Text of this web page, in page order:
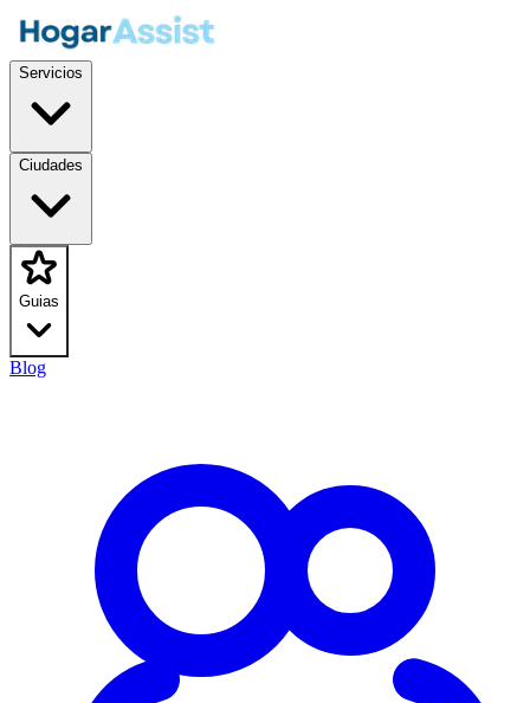
Servicios
Ciudades
Guias
Blog